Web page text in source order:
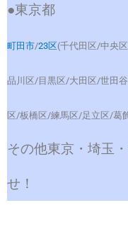
●東京都
町田市/23区(千代田区/中央
品川区/目黒区/大田区/世田
区/板橋区/練馬区/足立区/葛
その他東京・埼玉
せ！